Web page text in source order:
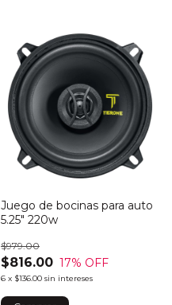
Juego de bocinas para auto
5.25" 220w
$816.00
$979.00
17% OFF
6 x $136.00 sin intereses